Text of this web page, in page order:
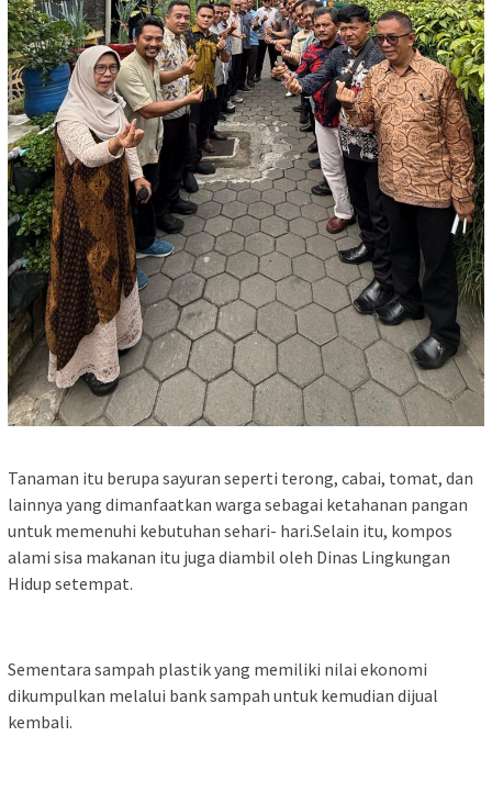
Tanaman itu berupa sayuran seperti terong, cabai, tomat, dan
lainnya yang dimanfaatkan warga sebagai ketahanan pangan
untuk memenuhi kebutuhan sehari- hari.Selain itu, kompos
alami sisa makanan itu juga diambil oleh Dinas Lingkungan
Hidup setempat.
Sementara sampah plastik yang memiliki nilai ekonomi
dikumpulkan melalui bank sampah untuk kemudian dijual
kembali.